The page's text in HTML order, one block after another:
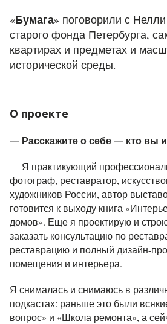
«Бумага» поговорили с
старого фонда Петербурга,
квартирах и предметах и
исторической среды.
О проекте
— Расскажите о себе — кто вы
— Я практикующий
фотограф, реставратор,
художников России, автор
готовится к выходу книга
домов». Еще я проектирую и
заказать консультацию по
реставрацию и полный дизайн-
помещения и интерьера.
Я снималась и снимаюсь в
подкастах: раньше это были
вопрос» и «Школа ремонта», а